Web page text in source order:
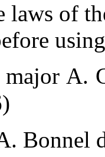
laws of
A.
Bonnel